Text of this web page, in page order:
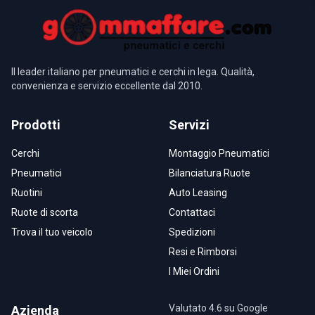
Il leader italiano per pneumatici e cerchi in lega. Qualità,
convenienza e servizio eccellente dal 2010.
Prodotti
Cerchi
Pneumatici
Ruotini
Ruote di scorta
Trova il tuo veicolo
Servizi
Montaggio Pneumatici
Bilanciatura Ruote
Auto Leasing
Contattaci
Spedizioni
Resi e Rimborsi
I Miei Ordini
Azienda Valutato 4.6 su Google